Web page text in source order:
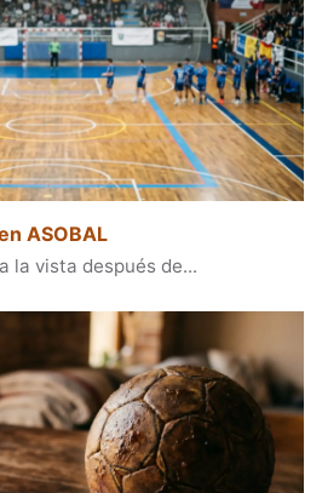
ASOBAL
la vista después de...